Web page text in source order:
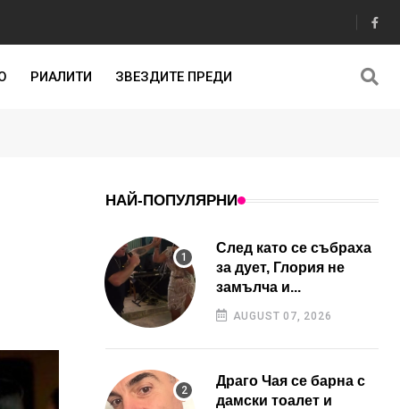
РИАЛИТИ ЗВЕЗДИТЕ ПРЕДИ
НАЙ-ПОПУЛЯРНИ
След като се събраха
за дует, Глория не
замълча и...
AUGUST 07, 2026
Драго Чая се барна с
дамски тоалет и